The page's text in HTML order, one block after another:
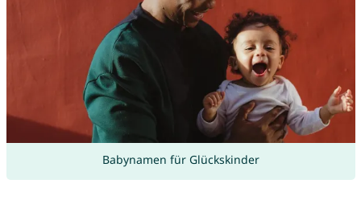
Babynamen für Glückskinder